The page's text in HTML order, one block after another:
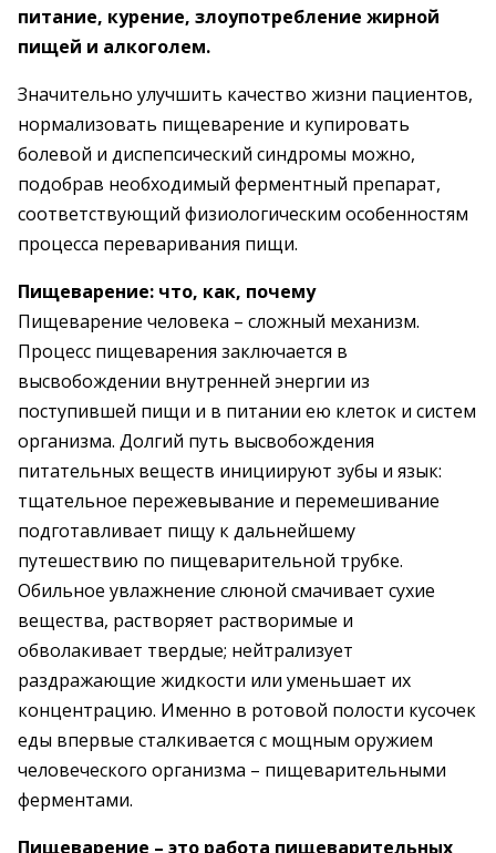
питание, курение, злоупотребление жирной
пищей и алкоголем.
Значительно улучшить качество жизни пациентов,
нормализовать пищеварение и купировать
болевой и диспепсический синдромы можно,
подобрав необходимый ферментный препарат,
соответствующий физиологическим особенностям
процесса переваривания пищи.
Пищеварение: что, как, почему
Пищеварение человека – сложный механизм.
Процесс пищеварения заключается в
высвобождении внутренней энергии из
поступившей пищи и в питании ею клеток и систем
организма. Долгий путь высвобождения
питательных веществ инициируют зубы и язык:
тщательное пережевывание и перемешивание
подготавливает пищу к дальнейшему
путешествию по пищеварительной трубке.
Обильное увлажнение слюной смачивает сухие
вещества, растворяет растворимые и
обволакивает твердые; нейтрализует
раздражающие жидкости или уменьшает их
концентрацию. Именно в ротовой полости кусочек
еды впервые сталкивается с мощным оружием
человеческого организма – пищеварительными
ферментами.
Пищеварение – это работа пищеварительных